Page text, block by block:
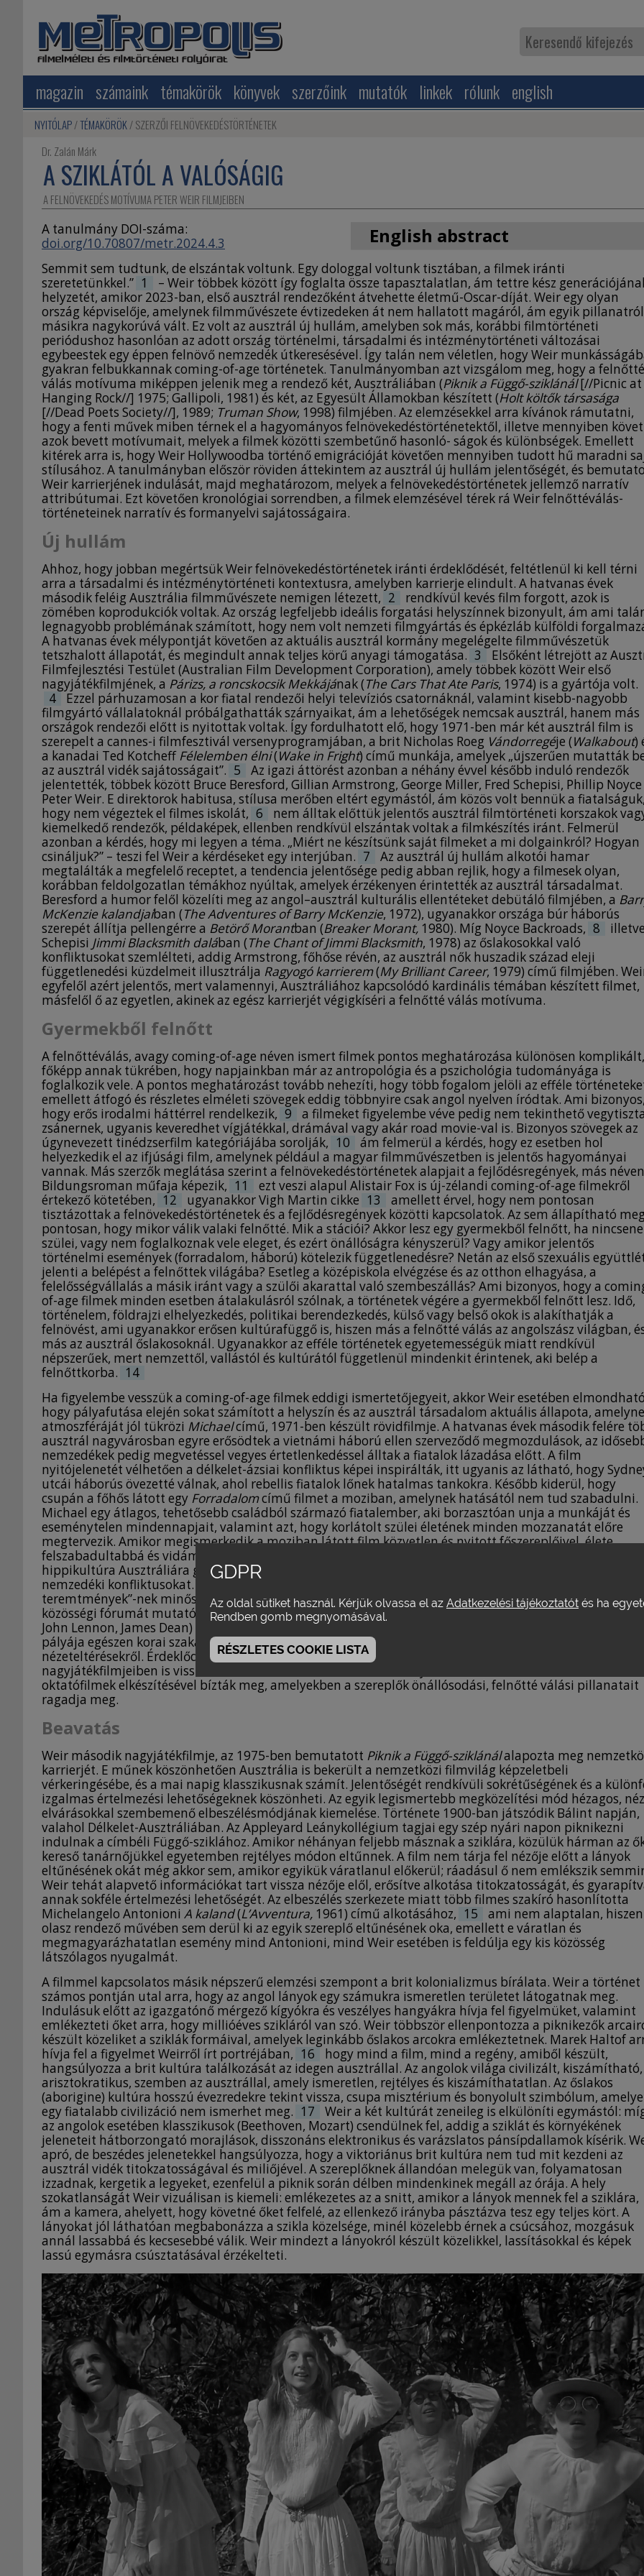
magazin számaink témakörök könyvek szerzőink mutatók linkek rólunk english
NYITÓLAP TÉMAKÖRÖK SZERZŐI FELNÖVEKEDÉSTÖRTÉNETEK
Dr. Zalán Márk
A SZIKLÁTÓL A VALÓSÁGIG
A FELNÖVEKEDÉS MOTÍVUMA PETER WEIR FILMJEIBEN
English abstract
FROM ROCK TO REALITY
THE MOTIF OF GROWING UP IN PETER WEIR’S FILMS
Peter Weir is a highly acknowledged director in
contemporary Australian and world cinema.
His movies shot in his home country are now
considered classics, and some of his works
made in the United States are still widely
known today, such as the popular Dead Poets
Society or the still actual The Truman Show.
Weir’s works are extremely diverse in terms of
their motifs, style, and narrative and can be
interpreted in many ways. This essay
examines the way the motif of coming-of-age
appears in the director’s two Australian
movies (the enigmatic Picnic at Hanging Rock
and First World War epic Gallipoli) and in two
traditional coming-of-age stories, and to what
extent they follow their established narratives,
which are the similarities and differences
between the films. I will also investigate to
what extent Weir remained true to his
cinematic style after he emigrated to
Hollywood. Did the change of location
suppress his artistic visions or not? First I will
briefly revise the significance of the Australian
New Wave and the start of Weir’s career, then
specify the typical stories and motifs of
coming-of-age stories. After that, I will analyze
the narrative and stylistic characteristics of
Weir’s coming-of-age stories in chronological
order.
A tanulmány DOI-száma:
doi.org/10.70807/metr.2024.4.3
Semmit sem tudtunk, de elszántak voltunk. Egy dologgal voltunk tisztában, a filmek iránti
szeretetünkkel.” 1
– Weir többek között így foglalta össze tapasztalatlan, ám tettre kész
helyzetét, amikor 2023-ban, első ausztrál rendezőként átvehette életmű-Oscar-díját. Weir egy olyan
ország képviselője, amelynek filmművészete évtizedeken át nem hallatott magáról, ám egyik
másikra nagykorúvá vált. Ez volt az ausztrál új hullám, amelyben sok más, korábbi filmtörténeti
periódushoz hasonlóan az adott ország történelmi, társadalmi és intézménytörténeti változásai
egybeestek egy éppen felnövő nemzedék útkeresésével. Így talán nem véletlen, hogy Weir
gyakran felbukkannak coming-of-age történetek. Tanulmányomban azt vizsgálom meg, hogy a felnőtté
válás motívuma miképpen jelenik meg a rendező két, Ausztráliában (Piknik a Függő-sziklánál[//Picnic at
Hanging Rock//] 1975; Gallipoli, 1981) és két, az Egyesült Államokban készített (Holt költők társasága
[//Dead Poets Society//], 1989; Truman Show, 1998) filmjében. Az elemzésekkel arra kívánok rámutatni,
hogy a fenti művek miben térnek el a hagyományos felnövekedéstörténetektől, illetve mennyiben
azok bevett motívumait, melyek a filmek közötti szembetűnő hasonló- ságok és különbségek. Emellett
kitérek arra is, hogy Weir Hollywoodba történő emigrációját követően mennyiben tudott hű maradni
stílusához. A tanulmányban először röviden áttekintem az ausztrál új hullám jelentőségét, és
Weir karrierjének indulását, majd meghatározom, melyek a felnövekedéstörténetek jellemző narratív
attribútumai. Ezt követően kronológiai sorrendben, a filmek elemzésével térek rá Weir felnőttéválás-
történeteinek narratív és formanyelvi sajátosságaira.
Új hullám
Ahhoz, hogy jobban megértsük Weir felnövekedéstörténetek iránti érdeklődését, feltétlenül ki kell térni
arra a társadalmi és intézménytörténeti kontextusra, amelyben karrierje elindult. A hatvanas évek
második feléig Ausztrália filmművészete nemigen létezett, 2
rendkívül kevés film forgott, azok is
zömében koprodukciók voltak. Az ország legfeljebb ideális forgatási helyszínnek bizonyult, ám ami
legnagyobb problémának számított, hogy nem volt nemzeti filmgyártás és épkézláb külföldi
A hatvanas évek mélypontját követően az aktuális ausztrál kormány megelégelte filmművészetük
tetszhalott állapotát, és megindult annak teljes körű anyagi támogatása. 3
Elsőként létrejött az
Filmfejlesztési Testület (Australian Film Development Corporation), amely többek között Weir első
nagyjátékfilmjének, a Párizs, a roncskocsik Mekkájának (The Cars That Ate Paris, 1974) is a gyártója volt.
4
Ezzel párhuzamosan a kor fiatal rendezői helyi televíziós csatornáknál, valamint kisebb-nagyobb
filmgyártó vállalatoknál próbálgathatták szárnyaikat, ám a lehetőségek nemcsak ausztrál, hanem más
országok rendezői előtt is nyitottak voltak. Így fordulhatott elő, hogy 1971-ben már két ausztrál film is
szerepelt a cannes-i filmfesztivál versenyprogramjában, a brit Nicholas Roeg Vándorregéje (Walkabout)
a kanadai Ted KotcheffFélelemben élni(Wake in Fright) című munkája, amelyek „újszerűen mutatták
az ausztrál vidék sajátosságait”. 5
Az igazi áttörést azonban a néhány évvel később induló rendezők
jelentették, többek között Bruce Beresford, Gillian Armstrong, George Miller, Fred Schepisi, Phillip Noyce
Peter Weir. E direktorok habitusa, stílusa merőben eltért egymástól, ám közös volt bennük a fiatalságuk,
hogy nem végeztek el filmes iskolát, 6
nem álltak előttük jelentős ausztrál filmtörténeti korszakok
kiemelkedő rendezők, példaképek, ellenben rendkívül elszántak voltak a filmkészítés iránt. Felmerül
azonban a kérdés, hogy mi legyen a téma. „Miért ne készítsünk saját filmeket a mi dolgainkról? Hogyan
csináljuk?” – teszi fel Weir a kérdéseket egy interjúban. 7
Az ausztrál új hullám alkotói hamar
megtalálták a megfelelő receptet, a tendencia jelentősége pedig abban rejlik, hogy a filmesek olyan,
korábban feldolgozatlan témákhoz nyúltak, amelyek érzékenyen érintették az ausztrál társadalmat.
Beresford a humor felől közelíti meg az angol–ausztrál kulturális ellentéteket debütáló filmjében, a
McKenzie kalandjaiban (The Adventures of Barry McKenzie, 1972), ugyanakkor országa búr háborús
szerepét állítja pellengérre a Betörő Morantban (Breaker Morant, 1980). Míg Noyce Backroads, 8
illetve
Schepisi Jimmi Blacksmith dalában (The Chant of Jimmi Blacksmith, 1978) az őslakosokkal való
konfliktusokat szemlélteti, addig Armstrong, főhőse révén, az ausztrál nők huszadik század eleji
függetlenedési küzdelmeit illusztrálja Ragyogó karrierem(My Brilliant Career, 1979) című filmjében.
egyfelől azért jelentős, mert valamennyi, Ausztráliához kapcsolódó kardinális témában készített filmet,
másfelől ő az egyetlen, akinek az egész karrierjét végigkíséri a felnőtté válás motívuma.
Gyermekből felnőtt
A felnőttéválás, avagy coming-of-age néven ismert filmek pontos meghatározása különösen komplikált,
főképp annak tükrében, hogy napjainkban már az antropológia és a pszichológia tudományága is
foglalkozik vele. A pontos meghatározást tovább nehezíti, hogy több fogalom jelöli az efféle
emellett átfogó és részletes elméleti szövegek eddig többnyire csak angol nyelven íródtak. Ami bizonyos,
hogy erős irodalmi háttérrel rendelkezik, 9
a filmeket figyelembe véve pedig nem tekinthető vegytiszta
zsánernek, ugyanis keveredhet vígjátékkal, drámával vagy akár road movie-val is. Bizonyos szövegek az
úgynevezett tinédzserfilm kategóriájába sorolják, 10
ám felmerül a kérdés, hogy ez esetben hol
helyezkedik el az ifjúsági film, amelynek például a magyar filmművészetben is jelentős hagyományai
vannak. Más szerzők meglátása szerint a felnövekedéstörténetek alapjait a fejlődésregények, más
Bildungsroman műfaja képezik, 11
ezt veszi alapul Alistair Fox is új-zélandi coming-of-age filmekről
értekező kötetében, 12 ugyanakkor Vigh Martin cikke 13
amellett érvel, hogy nem pontosan
tisztázottak a felnövekedéstörténetek és a fejlődésregények közötti kapcsolatok. Az sem állapítható meg
pontosan, hogy mikor válik valaki felnőtté. Mik a stációi? Akkor lesz egy gyermekből felnőtt, ha
szülei, vagy nem foglalkoznak vele eleget, és ezért önállóságra kényszerül? Vagy amikor jelentős
történelmi események (forradalom, háború) kötelezik függetlenedésre? Netán az első szexuális
jelenti a belépést a felnőttek világába? Esetleg a középiskola elvégzése és az otthon elhagyása, a
felelősségvállalás a másik iránt vagy a szülői akarattal való szembeszállás? Ami bizonyos, hogy a
of-age filmek minden esetben átalakulásról szólnak, a történetek végére a gyermekből felnőtt lesz. Idő,
történelem, földrajzi elhelyezkedés, politikai berendezkedés, külső vagy belső okok is alakíthatják a
felnövést, ami ugyanakkor erősen kultúrafüggő is, hiszen más a felnőtté válás az angolszász világban,
más az ausztrál őslakosoknál. Ugyanakkor az efféle történetek egyetemességük miatt rendkívül
népszerűek, mert nemzettől, vallástól és kultúrától függetlenül mindenkit érintenek, aki belép a
felnőttkorba. 14
Ha figyelembe vesszük a coming-of-age filmek eddigi ismertetőjegyeit, akkor Weir esetében
hogy pályafutása elején sokat számított a helyszín és az ausztrál társadalom aktuális állapota,
atmoszféráját jól tükrözi Michaelcímű, 1971-ben készült rövidfilmje. A hatvanas évek második felére
ausztrál nagyvárosban egyre erősödtek a vietnámi háború ellen szerveződő megmozdulások, az
nemzedékek pedig megvetéssel vegyes értetlenkedéssel álltak a fiatalok lázadása előtt. A film
nyitójelenetét vélhetően a délkelet-ázsiai konfliktus képei inspirálták, itt ugyanis az látható, hogy
utcái háborús övezetté válnak, ahol rebellis fiatalok lőnek hatalmas tankokra. Később kiderül, hogy
csupán a főhős látott egy Forradalomcímű filmet a moziban, amelynek hatásától nem tud szabadulni.
Michael egy átlagos, tehetősebb családból származó fiatalember, aki borzasztóan unja a munkáját és
eseménytelen mindennapjait, valamint azt, hogy korlátolt szülei életének minden mozzanatát előre
megtervezik. Amikor megismerkedik a moziban látott film közvetlen és nyitott főszereplőivel, élete
felszabadultabbá és vidámabbá válik, amit szülei nem néznek jó szemmel. Weir egyszerre szemlélteti a
hippikultúra Ausztráliára gyakorolt hatását (a filmben végig korabeli beatzenéket hallani), valamint a
nemzedéki konfliktusokat. Michael alig beszél a szüleivel, akik nem nyitnak mások felé, és „fura
teremtmények”-nek minősítik fiuk új barátait. E jelenetek közé ékelődnek egy helyi riporter bohózatba
közösségi fórumát mutató betétek, ahol az idősek a lázadás és a hippinemzedék ikonjainak (Jimi Hendrix,
John Lennon, James Dean) fényképei árnyékában próbálják megérteni a fiatalok világát. Weir tehát már
pályája egészen korai szakaszában mesél szűk látókörű szülőkről, lázadó fiatalokról, generációs
nézeteltérésekről. Érdeklődése e témák iránt nem kivételes eset, és nemcsak azért, mert
nagyjátékfilmjeiben is visszaköszönnek, hanem mert 1972-ben olyan, rövid, felnőttek számára készült
oktatófilmek elkészítésével bízták meg, amelyekben a szereplők önállósodási, felnőtté válási pillanatait
ragadja meg.
Beavatás
Weir második nagyjátékfilmje, az 1975-ben bemutatott Piknik a Függő-sziklánálalapozta meg
karrierjét. E műnek köszönhetően Ausztrália is bekerült a nemzetközi filmvilág képzeletbeli
vérkeringésébe, és a mai napig klasszikusnak számít. Jelentőségét rendkívüli sokrétűségének és a
izgalmas értelmezési lehetőségeknek köszönheti. Az egyik legismertebb megközelítési mód hézagos,
elvárásokkal szembemenő elbeszélésmódjának kiemelése. Története 1900-ban játszódik Bálint napján,
valahol Délkelet-Ausztráliában. Az Appleyard Leánykollégium tagjai egy szép nyári napon piknikezni
indulnak a címbéli Függő-sziklához. Amikor néhányan feljebb másznak a sziklára, közülük hárman az
kereső tanárnőjükkel egyetemben rejtélyes módon eltűnnek. A film nem tárja fel nézője előtt a lányok
eltűnésének okát még akkor sem, amikor egyikük váratlanul előkerül; ráadásul ő nem emlékszik
Weir tehát alapvető információkat tart vissza nézője elől, erősítve alkotása titokzatosságát, és
annak sokféle értelmezési lehetőségét. Az elbeszélés szerkezete miatt több filmes szakíró hasonlította
Michelangelo Antonioni A kaland(L’Avventura, 1961) című alkotásához, 15
ami nem alaptalan, hiszen
olasz rendező művében sem derül ki az egyik szereplő eltűnésének oka, emellett e váratlan és
megmagyarázhatatlan esemény mind Antonioni, mind Weir esetében is feldúlja egy kis közösség
látszólagos nyugalmát.
A filmmel kapcsolatos másik népszerű elemzési szempont a brit kolonializmus bírálata. Weir a történet
számos pontján utal arra, hogy az angol lányok egy számukra ismeretlen területet látogatnak meg.
Indulásuk előtt az igazgatónő mérgező kígyókra és veszélyes hangyákra hívja fel figyelmüket, valamint
emlékezteti őket arra, hogy millióéves szikláról van szó. Weir többször ellenpontozza a piknikezők
készült közeliket a sziklák formáival, amelyek leginkább őslakos arcokra emlékeztetnek. Marek Haltof
hívja fel a figyelmet Weirről írt portréjában, 16
hogy mind a film, mind a regény, amiből készült,
hangsúlyozza a brit kultúra találkozását az idegen ausztrállal. Az angolok világa civilizált, kiszámítható,
arisztokratikus, szemben az ausztrállal, amely ismeretlen, rejtélyes és kiszámíthatatlan. Az őslakos
(aborigine) kultúra hosszú évezredekre tekint vissza, csupa misztérium és bonyolult szimbólum,
egy fiatalabb civilizáció nem ismerhet meg. 17
Weir a két kultúrát zeneileg is elkülöníti egymástól:
az angolok esetében klasszikusok (Beethoven, Mozart) csendülnek fel, addig a sziklát és környékének
jeleneteit hátborzongató morajlások, disszonáns elektronikus és varázslatos pánsípdallamok kísérik.
apró, de beszédes jelenetekkel hangsúlyozza, hogy a viktoriánus brit kultúra nem tud mit kezdeni az
ausztrál vidék titokzatosságával és miliőjével. A szereplőknek állandóan melegük van, folyamatosan
izzadnak, kergetik a legyeket, ezenfelül a piknik során délben mindenkinek megáll az órája. A hely
szokatlanságát Weir vizuálisan is kiemeli: emlékezetes az a snitt, amikor a lányok mennek fel a sziklára,
ám a kamera, ahelyett, hogy követné őket felfelé, az ellenkező irányba pásztázva tesz egy teljes kört. A
lányokat jól láthatóan megbabonázza a szikla közelsége, minél közelebb érnek a csúcsához, mozgásuk
annál lassabbá és kecsesebbé válik. Weir mindezt a lányokról készült közelikkel, lassításokkal és képek
lassú egymásra csúsztatásával érzékelteti.
GDPR
Az oldal sütiket használ. Kérjük olvassa el az Adatkezelési tájékoztatót és ha
Rendben gomb megnyomásával.
RÉSZLETES COOKIE LISTA